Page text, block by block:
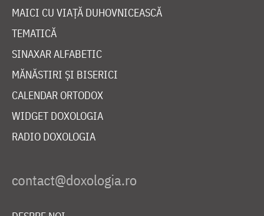
MAICI CU VIAȚĂ DUHOVNICEASCĂ
TEMATICĂ
SINAXAR ALFABETIC
MĂNĂSTIRI ȘI BISERICI
CALENDAR ORTODOX
WIDGET DOXOLOGIA
RADIO DOXOLOGIA